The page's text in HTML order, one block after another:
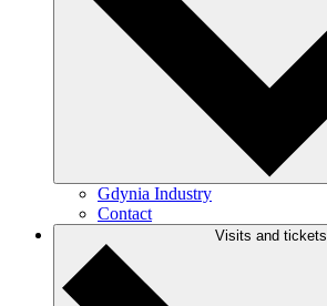
Gdynia Industry
Contact
Visits and tickets